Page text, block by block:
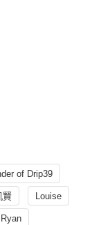
of Drip39
賢 Louise
Ryan